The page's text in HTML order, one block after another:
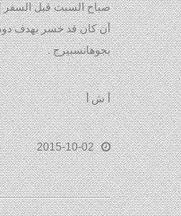
صباح السبت قبل السفر إلى
أن كان قد خسر بهدف دون
بجوهانسبيرج .
أ ش أ
2015-10-02